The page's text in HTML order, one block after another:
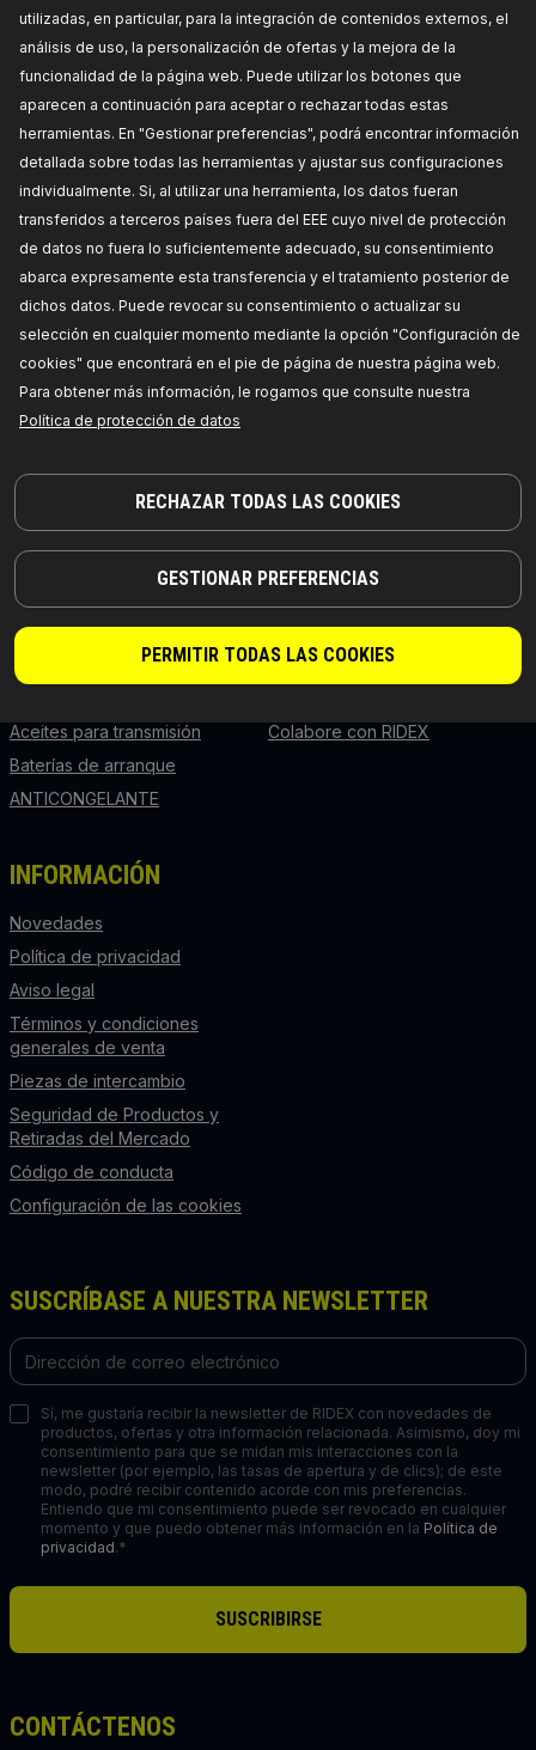
utilizadas, en particular, para la integración de contenidos externos, el
análisis de uso, la personalización de ofertas y la mejora de la
funcionalidad de la página web. Puede utilizar los botones que
aparecen a continuación para aceptar o rechazar todas estas
herramientas. En "Gestionar preferencias", podrá encontrar información
detallada sobre todas las herramientas y ajustar sus configuraciones
individualmente. Si, al utilizar una herramienta, los datos fueran
transferidos a terceros países fuera del EEE cuyo nivel de protección
de datos no fuera lo suficientemente adecuado, su consentimiento
abarca expresamente esta transferencia y el tratamiento posterior de
dichos datos. Puede revocar su consentimiento o actualizar su
selección en cualquier momento mediante la opción "Configuración de
cookies" que encontrará en el pie de página de nuestra página web.
Para obtener más información, le rogamos que consulte nuestra
Política de protección de datos
RECHAZAR TODAS LAS COOKIES
GESTIONAR PREFERENCIAS
PERMITIR TODAS LAS COOKIES
OTROS
¡PIEZAS EN LAS QUE PUEDE CONFIAR!
© 2026 | RIDEX GMBH
JOSEF-ORLOPP-STRASSE 55
10365 BERLIN
PRODUCTOS
ACERCA DE NOSOTROS
RIDEX
RIDEX PLUS
Aceites para transmisión
Baterías de arranque
ANTICONGELANTE
COLABORACIÓN
Dónde comprar
FAQ
Colabore con RIDEX
INFORMACIÓN
Novedades
Política de privacidad
Aviso legal
Términos y condiciones
generales de venta
Piezas de intercambio
Seguridad de Productos y
Retiradas del Mercado
Código de conducta
Configuración de las cookies
CONTÁCTENOS
SUSCRÍBASE A NUESTRA NEWSLETTER
Sí, me gustaría recibir la newsletter de RIDEX con novedades de
productos, ofertas y otra información relacionada. Asimismo, doy mi
consentimiento para que se midan mis interacciones con la
newsletter (por ejemplo, las tasas de apertura y de clics); de este
modo, podré recibir contenido acorde con mis preferencias.
Entiendo que mi consentimiento puede ser revocado en cualquier
momento y que puedo obtener más información en la Política de
privacidad.*
SUSCRIBIRSE